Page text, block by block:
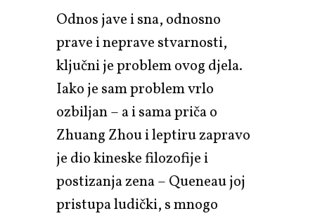
Odnos jave i sna, odnosno
prave i neprave stvarnosti,
ključni je problem ovog djela.
Iako je sam problem vrlo
ozbiljan – a i sama priča o
Zhuang Zhou i leptiru zapravo
je dio kineske filozofije i
postizanja zena – Queneau joj
pristupa ludički, s mnogo